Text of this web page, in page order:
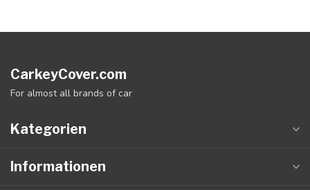
CarkeyCover.com
For almost all brands of car
Kategorien
Informationen